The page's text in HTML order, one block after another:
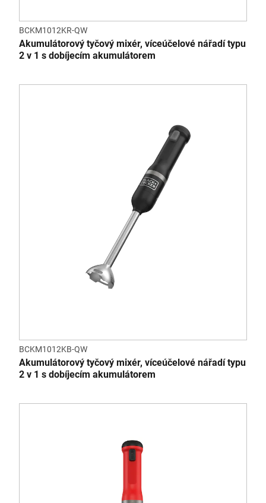
BCKM1012KR-QW
Akumulátorový tyčový mixér, víceúčelové nářadí typu
2 v 1 s dobíjecím akumulátorem
BCKM1012KB-QW
Akumulátorový tyčový mixér, víceúčelové nářadí typu
2 v 1 s dobíjecím akumulátorem